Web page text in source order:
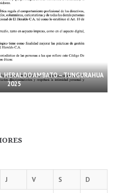
HERALDO AMBATO – TUNGURAHUA
2025
J V S D